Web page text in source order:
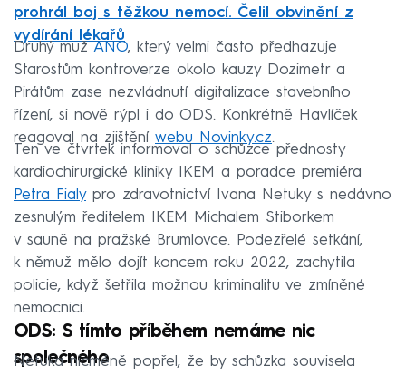
prohrál boj s těžkou nemocí. Čelil obvinění z
vydírání lékařů
Druhý muž ANO, který velmi často předhazuje
Starostům kontroverze okolo kauzy Dozimetr a
Pirátům zase nezvládnutí digitalizace stavebního
řízení, si nově rýpl i do ODS. Konkrétně Havlíček
reagoval na zjištění webu Novinky.cz.
Ten ve čtvrtek informoval o schůzce přednosty
kardiochirurgické kliniky IKEM a poradce premiéra
Petra Fialypro zdravotnictví Ivana Netuky s nedávno
zesnulým ředitelem IKEM Michalem Stiborkem
v sauně na pražské Brumlovce. Podezřelé setkání,
k němuž mělo dojít koncem roku 2022, zachytila
policie, když šetřila možnou kriminalitu ve zmíněné
nemocnici.
ODS: S tímto příběhem nemáme nic
společného
Netuka nicméně popřel, že by schůzka souvisela